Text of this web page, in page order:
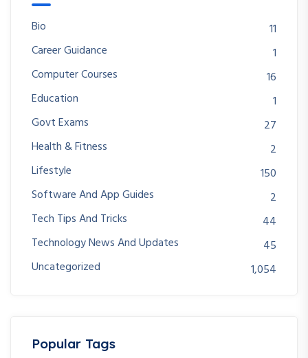
Bio
11
Career Guidance
1
Computer Courses
16
Education
1
Govt Exams
27
Health & Fitness
2
Lifestyle
150
Software And App Guides
2
Tech Tips And Tricks
44
Technology News And Updates
45
Uncategorized
1,054
Popular Tags